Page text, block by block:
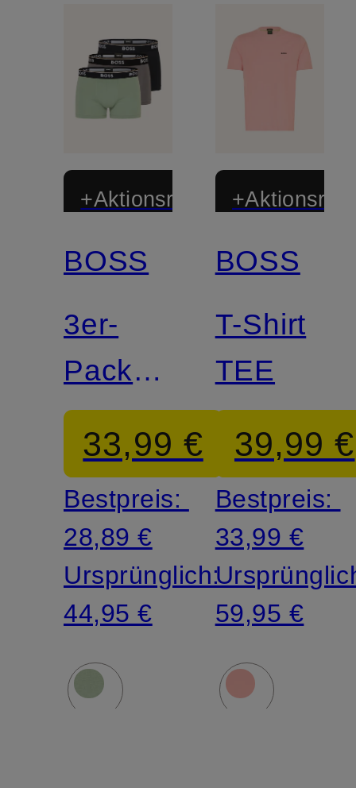
+Aktionsrabatt
Mix &
BOSS
3er-
Pack
Boxershorts
POWER
33,99 €
Bestpreis:
28,89 €
Ursprünglich:
44,95 €
BOSS
T-Shirt
TEE
39,99 €
Bestpreis:
33,99 €
59,95 €